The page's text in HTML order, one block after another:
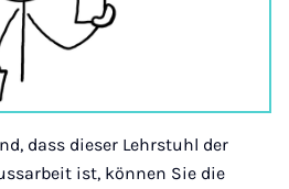
dass dieser Lehrstuhl der
ist, können Sie die